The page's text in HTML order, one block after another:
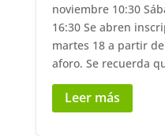
noviembre 10:30
16:30 Se abren
martes 18 a partir
aforo. Se recuerda
Leer más